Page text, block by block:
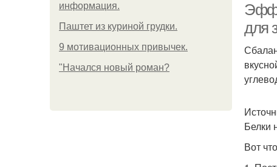
информация.
Паштет из куриной грудки.
9 мотивационных привычек.
"Начался новый роман?
для
Белки
Вот